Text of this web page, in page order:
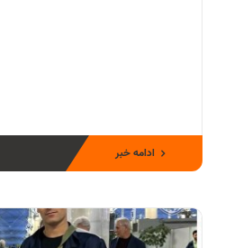
ادامه خبر